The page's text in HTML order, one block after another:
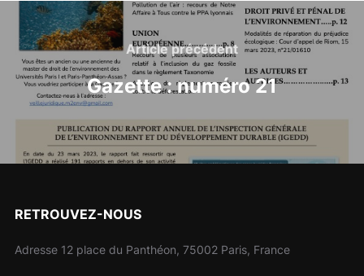
Navigation
de
l’article
Article
précédent
Article précédent
Gazette : numéro 21
RETROUVEZ-NOUS
Adresse 12 place du Panthéon, 75002 Paris, France